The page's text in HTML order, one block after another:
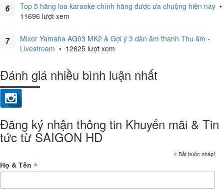
Top 5 hãng loa karaoke chính hãng được ưa chuộng hiện nay •
11696 lượt xem
Mixer Yamaha AG03 MK2 & Gợi ý 3 dàn âm thanh Thu âm -
Livestream • 12625 lượt xem
Đánh giá nhiều bình luận nhất
Đăng ký nhận thông tin Khuyến mãi & Tin
tức từ SAIGON HD
* Bắt buộc nhập!
Họ & Tên *